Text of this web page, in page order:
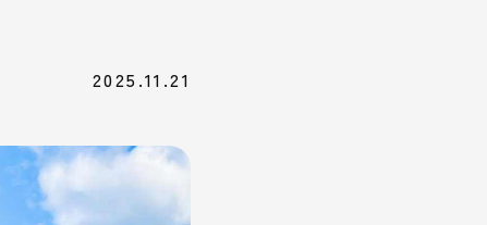
2025.11.21